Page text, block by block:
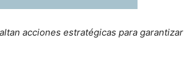
acciones estratégicas para garantizar